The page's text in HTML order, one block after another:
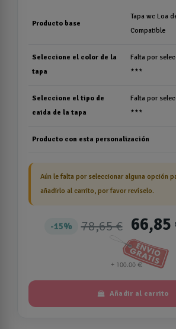
Producto base
Tapa wc Loa
Compatible
Seleccione el color de la
tapa
Falta por
***
Seleccione el tipo de
caida de la tapa
Falta por
***
Producto con esta personalización
Aún le falta por seleccionar alguna opción
añadirlo al carrito, por favor revíselo.
15% 78,65 € 66,85
Añadir al carrito